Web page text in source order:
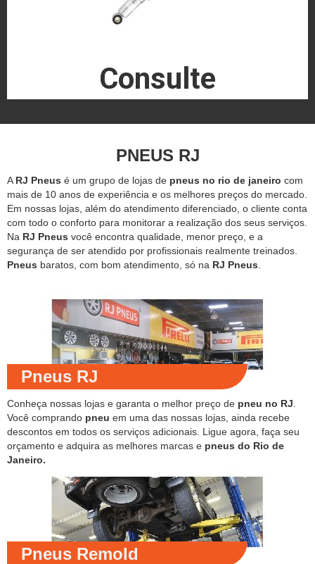
Consulte
PNEUS RJ
A RJ Pneus é um grupo de lojas de pneus no rio de janeiro com
mais de 10 anos de experiência e os melhores preços do mercado.
Em nossas lojas, além do atendimento diferenciado, o cliente conta
com todo o conforto para monitorar a realização dos seus serviços.
Na RJ Pneus você encontra qualidade, menor preço, e a
segurança de ser atendido por profissionais realmente treinados.
Pneus baratos, com bom atendimento, só na RJ Pneus
Pneus RJ
Conheça nossas lojas e garanta o melhor preço de pneu no RJ
Você comprando pneu em uma das nossas lojas, ainda recebe
descontos em todos os serviços adicionais. Ligue agora, faça seu
orçamento e adquira as melhores marcas e pneus do Rio de
Janeiro.
Pneus Remold